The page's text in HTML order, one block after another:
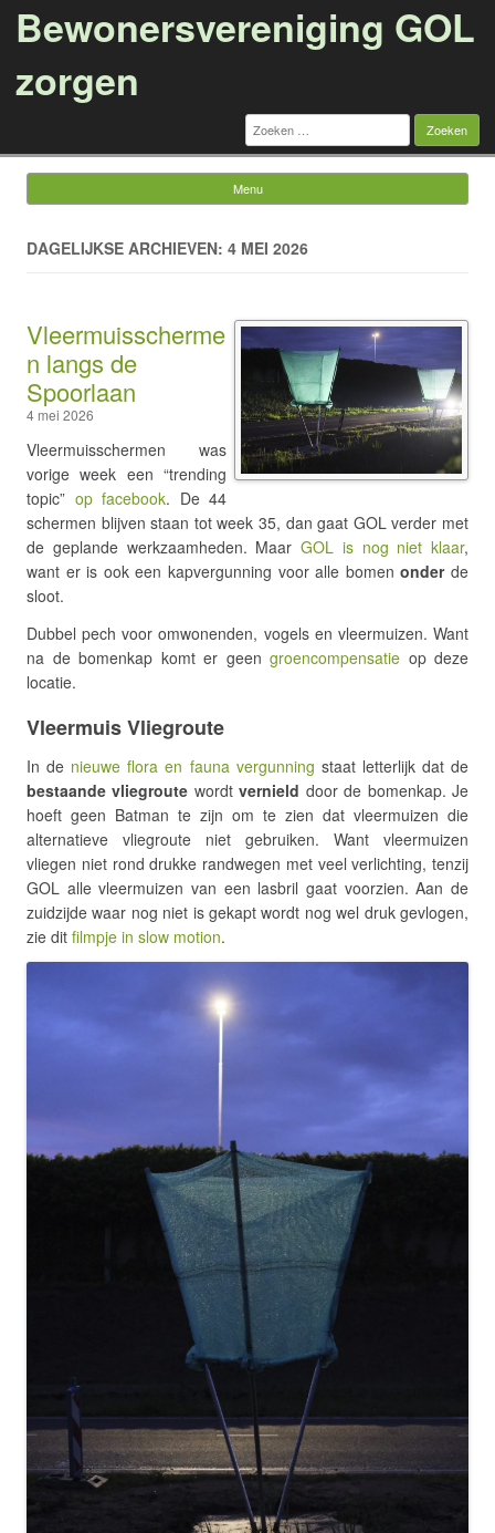
Bewonersvereniging GOL
zorgen
Zoeken
naar:
Menu
DAGELIJKSE ARCHIEVEN: 4 MEI 2026
Vleermuisscherme
n langs de
Spoorlaan
4 mei 2026
Vleermuisschermen was
vorige week een “trending
topic” op facebook. De 44
schermen blijven staan tot week 35, dan gaat GOL verder met
de geplande werkzaamheden. Maar GOL is nog niet klaar,
want er is ook een kapvergunning voor alle bomenonderde
sloot.
Dubbel pech voor omwonenden, vogels en vleermuizen. Want
na de bomenkap komt er geen groencompensatie op deze
locatie.
Vleermuis Vliegroute
In de nieuwe flora en fauna vergunning staat letterlijk dat de
bestaande vliegroute wordtvernield door de bomenkap. Je
hoeft geen Batman te zijn om te zien dat vleermuizen die
alternatieve vliegroute niet gebruiken. Want vleermuizen
vliegen niet rond drukke randwegen met veel verlichting, tenzij
GOL alle vleermuizen van een lasbril gaat voorzien. Aan de
zuidzijde waar nog niet is gekapt wordt nog wel druk gevlogen,
zie dit filmpje in slow motion.